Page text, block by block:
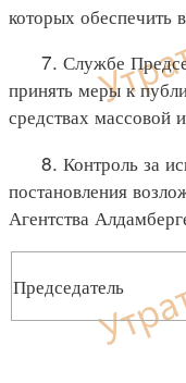
которых обеспечить
7. Службе
принять меры к
средствах массовой
8. Контроль за
постановления
Агентства
Председатель